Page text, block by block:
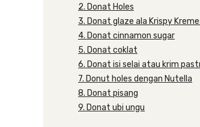
2. Donat Holes
3. Donat glaze ala Krispy
4. Donat cinnamon sugar
5. Donat coklat
6. Donat isi selai atau krim
7. Donut holes dengan Nutella
8. Donat pisang
9. Donat ubi ungu